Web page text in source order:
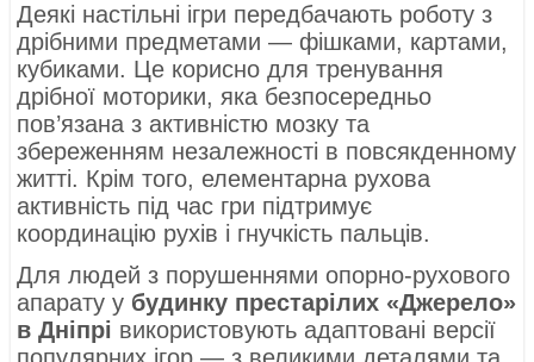
Деякі настільні ігри передбачають роботу з
дрібними предметами — фішками, картами,
кубиками. Це корисно для тренування
дрібної моторики, яка безпосередньо
пов’язана з активністю мозку та
збереженням незалежності в повсякденному
житті. Крім того, елементарна рухова
активність під час гри підтримує
координацію рухів і гнучкість пальців.
Для людей з порушеннями опорно-рухового
апарату у будинку престарілих «Джерело»
в Дніпрі використовують адаптовані версії